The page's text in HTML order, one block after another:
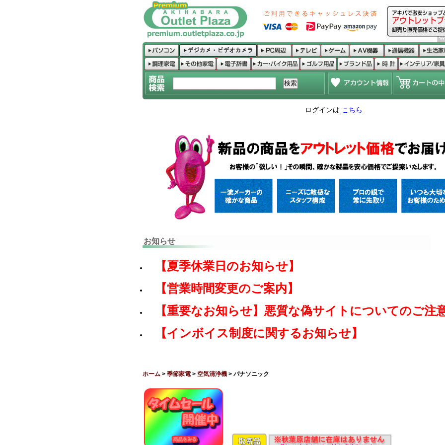
ログインは こちら
お知らせ
【夏季休業日のお知らせ】
【営業時間変更のご案内】
【重要なお知らせ】悪質な偽サイトについてのご注
【インボイス制度に関するお知らせ】
ホーム > 季節家電 > 空気清浄機 > パナソニック